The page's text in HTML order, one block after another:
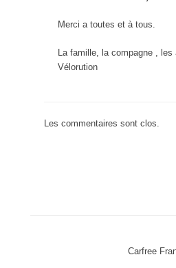
Merci a toutes et à tous.
La famille, la compagne ,
Vélorution
Les commentaires sont clos.
Carfree